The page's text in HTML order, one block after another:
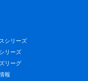
シリーズ
リーズ
リーグ
報